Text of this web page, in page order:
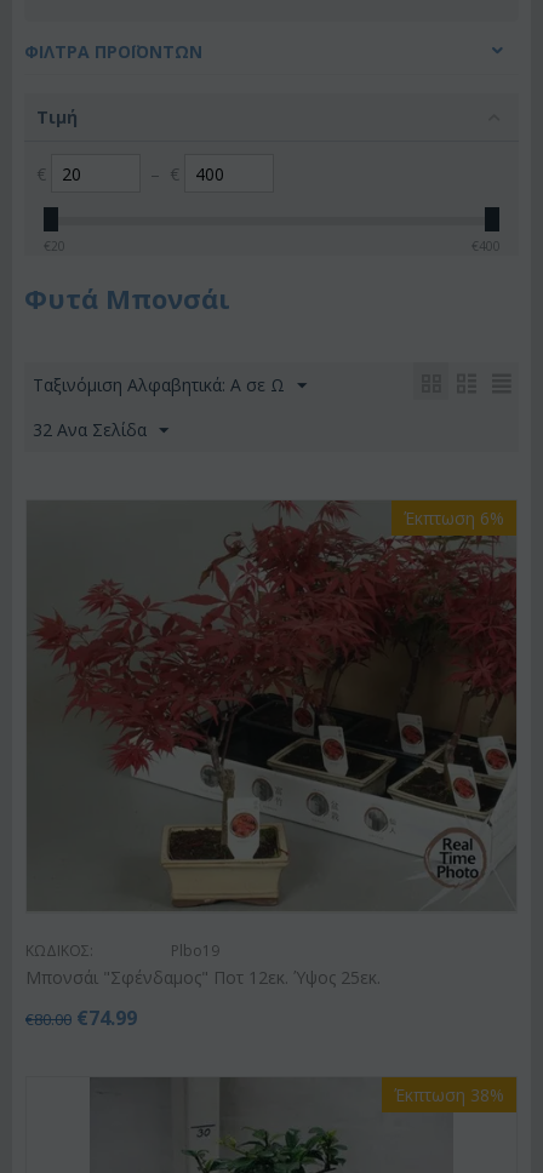
ΦΊΛΤΡΑ ΠΡΟΪΌΝΤΩΝ
Τιμή
€ – €
€20 €400
Φυτά Μπονσάι
Ταξινόμιση Αλφαβητικά: A σε Ω
32 Ανα Σελίδα
Έκπτωση 6%
ΚΩΔΙΚΟΣ: Plbo19
Μπονσάι "Σφένδαμος" Ποτ 12εκ. Ύψος 25εκ.
€80.00 €74.99
Έκπτωση 38%